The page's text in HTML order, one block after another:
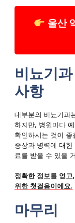
울산
비뇨기
사항
대부분의 비뇨기과
하지만, 병원마다
확인하시는 것이
증상과 병력에 대
료를 받을 수 있을
정확한 정보를 얻
위한 첫걸음이에요.
마무리